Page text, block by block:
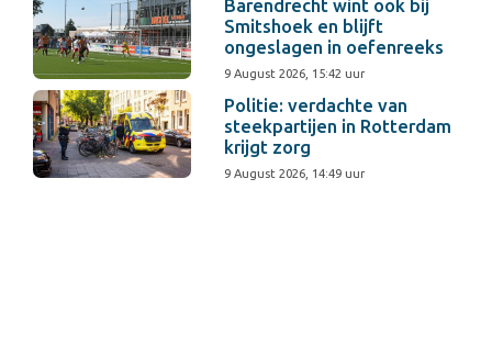
Barendrecht wint ook bij
Smitshoek en blijft
ongeslagen in oefenreeks
9 August 2026, 15:42 uur
Politie: verdachte van
steekpartijen in Rotterdam
krijgt zorg
9 August 2026, 14:49 uur